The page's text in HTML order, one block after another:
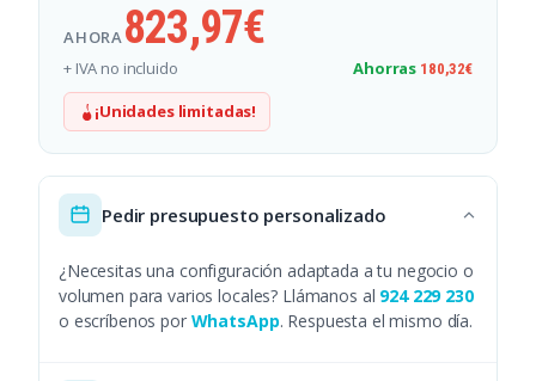
AHORA823,97€
+ IVA no incluido Ahorras 180,32€
¡Unidades limitadas!
Pedir presupuesto personalizado
¿Necesitas una configuración adaptada a tu negocio o
volumen para varios locales? Llámanos al 924 229 230
o escríbenos por WhatsApp. Respuesta el mismo día.